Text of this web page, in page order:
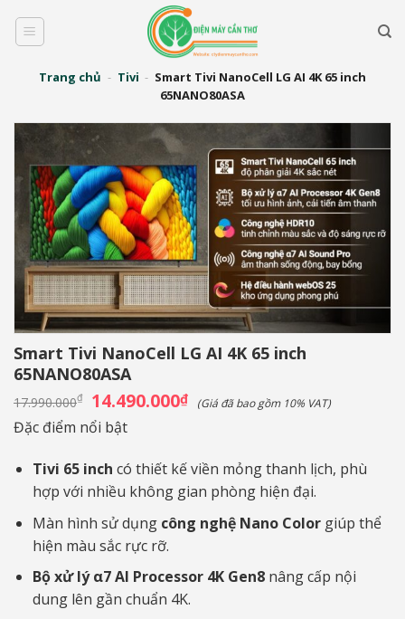
qua
Trang chủ - Tivi - Smart Tivi NanoCell LG AI 4K 65 inch
65NANO80ASA
Smart Tivi NanoCell LG AI 4K 65 inch
65NANO80ASA
17.990.000₫ Giá
gốc
là:
17.990.000₫.
14.490.000₫Giá
hiện
(Giá đã bao gồm 10% VAT)
Đặc điểm nổi bật
Tivi 65 inch có thiết kế viền mỏng thanh lịch, phù
hợp với nhiều không gian phòng hiện đại.
Màn hình sử dụng công nghệ Nano Colorgiúp thể
hiện màu sắc rực rỡ.
Bộ xử lý α7 AI Processor 4K Gen8nâng cấp nội
dung lên gần chuẩn 4K.